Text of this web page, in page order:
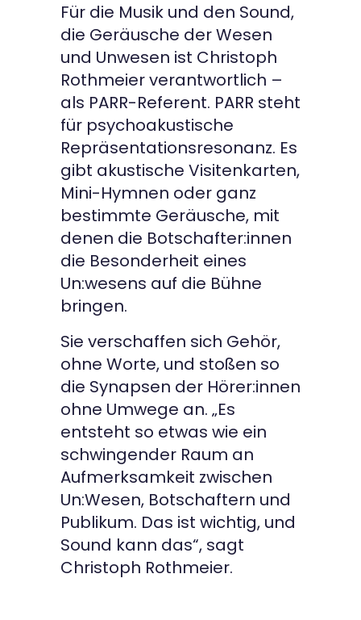
Für die Musik und den Sound,
die Geräusche der Wesen
und Unwesen ist Christoph
Rothmeier verantwortlich –
als PARR-Referent. PARR steht
für psychoakustische
Repräsentationsresonanz. Es
gibt akustische Visitenkarten,
Mini-Hymnen oder ganz
bestimmte Geräusche, mit
denen die Botschafter:innen
die Besonderheit eines
Un:wesens auf die Bühne
bringen.
Sie verschaffen sich Gehör,
ohne Worte, und stoßen so
die Synapsen der Hörer:innen
ohne Umwege an. „Es
entsteht so etwas wie ein
schwingender Raum an
Aufmerksamkeit zwischen
Un:Wesen, Botschaftern und
Publikum. Das ist wichtig, und
Sound kann das“, sagt
Christoph Rothmeier.